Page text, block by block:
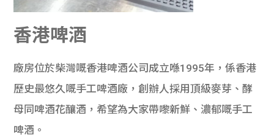
香港啤酒
廠房位於柴灣嘅香港啤酒公司成立喺1995年，係香港
歷史最悠久嘅手工啤酒廠，創辦人採用頂級麥芽、酵
母同啤酒花釀酒，希望為大家帶嚟新鮮、濃郁嘅手工
啤酒。